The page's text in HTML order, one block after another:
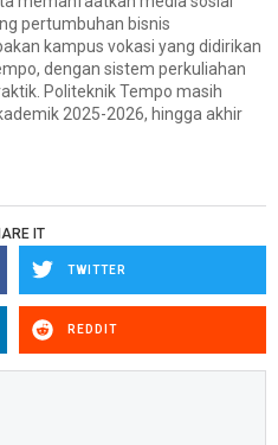
pertumbuhan bisnis
kampus vokasi yang didirikan
dengan sistem perkuliahan
Politeknik Tempo masih
2025-2026, hingga akhir
IT
TWITTER
REDDIT